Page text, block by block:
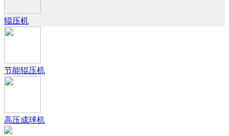
辊压机
节能辊压机
高压成球机